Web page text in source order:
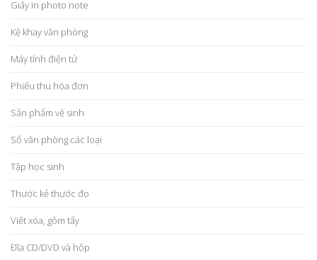
Giấy in photo note
Kệ khay văn phòng
Máy tính điện tử
Phiếu thu hóa đơn
Sản phẩm vệ sinh
Sổ văn phòng các loại
Tập học sinh
Thước kẻ thước đo
Viết xóa, gôm tẩy
Đĩa CD/DVD và hộp